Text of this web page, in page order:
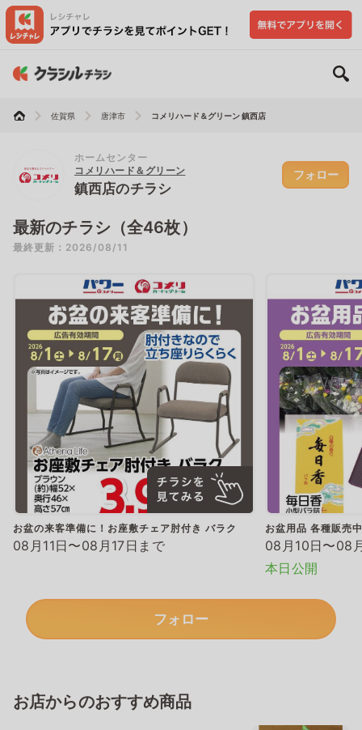
佐賀県 唐津市 コメリハード＆グリーン 鎮西店
ホームセンター
コメリハード＆グリーン
鎮西店のチラシ
フォロー
最新のチラシ（全46枚）
最終更新：2026/08/11
お盆の来客準備に！お座敷チェア肘付き バラク
08月11日〜08月17日まで
お盆用品 各種販売中
08月10日〜08
本日公開
フォロー
お店からのおすすめ商品